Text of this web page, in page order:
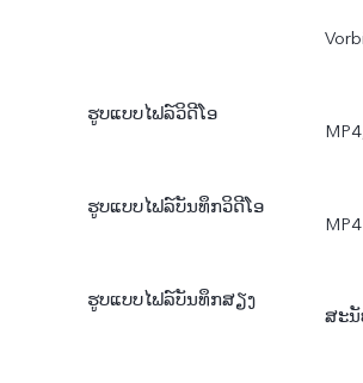
ຮູບແບບໄຟລ໌ວິດີໂອ
ຮູບແບບໄຟລ໌ບັນທຶກວິດີໂອ
MP4
ຮູບແບບໄຟລ໌ບັນທຶກສຽງ
ສະ